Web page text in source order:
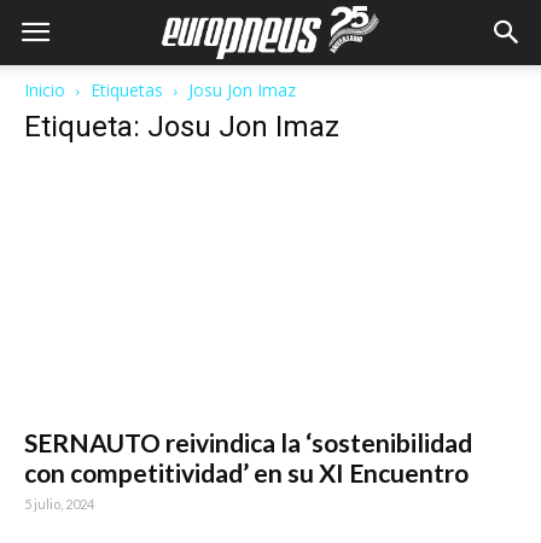
Inicio Etiquetas Josu Jon Imaz
Etiqueta: Josu Jon Imaz
SERNAUTO reivindica la ‘sostenibilidad
con competitividad’ en su XI Encuentro
5 julio, 2024